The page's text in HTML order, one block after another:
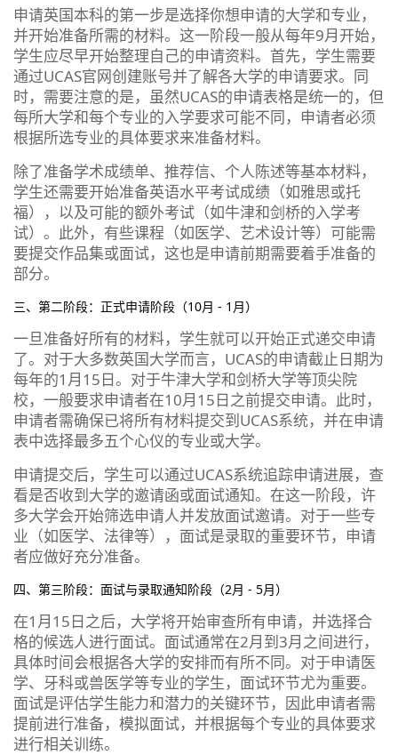
申请英国本科的第一步是选择你想申请的大学和专业，
并开始准备所需的材料。这一阶段一般从每年9月开始，
学生应尽早开始整理自己的申请资料。首先，学生需要
通过UCAS官网创建账号并了解各大学的申请要求。同
时，需要注意的是，虽然UCAS的申请表格是统一的，但
每所大学和每个专业的入学要求可能不同，申请者必须
根据所选专业的具体要求来准备材料。
除了准备学术成绩单、推荐信、个人陈述等基本材料，
学生还需要开始准备英语水平考试成绩（如雅思或托
福），以及可能的额外考试（如牛津和剑桥的入学考
试）。此外，有些课程（如医学、艺术设计等）可能需
要提交作品集或面试，这也是申请前期需要着手准备的
部分。
三、第二阶段：正式申请阶段（10月 - 1月）
一旦准备好所有的材料，学生就可以开始正式递交申请
了。对于大多数英国大学而言，UCAS的申请截止日期为
每年的1月15日。对于牛津大学和剑桥大学等顶尖院
校，一般要求申请者在10月15日之前提交申请。此时，
申请者需确保已将所有材料提交到UCAS系统，并在申请
表中选择最多五个心仪的专业或大学。
申请提交后，学生可以通过UCAS系统追踪申请进展，查
看是否收到大学的邀请函或面试通知。在这一阶段，许
多大学会开始筛选申请人并发放面试邀请。对于一些专
业（如医学、法律等），面试是录取的重要环节，申请
者应做好充分准备。
四、第三阶段：面试与录取通知阶段（2月 - 5月）
在1月15日之后，大学将开始审查所有申请，并选择合
格的候选人进行面试。面试通常在2月到3月之间进行，
具体时间会根据各大学的安排而有所不同。对于申请医
学、牙科或兽医学等专业的学生，面试环节尤为重要。
面试是评估学生能力和潜力的关键环节，因此申请者需
提前进行准备，模拟面试，并根据每个专业的具体要求
进行相关训练。